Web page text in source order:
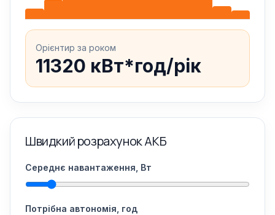
Орієнтир за роком
11320 кВт*год/рік
Швидкий розрахунок АКБ
Середнє навантаження, Вт
Потрібна автономія, год